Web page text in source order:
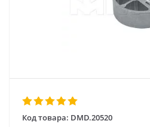
Код товара: DMD.20520